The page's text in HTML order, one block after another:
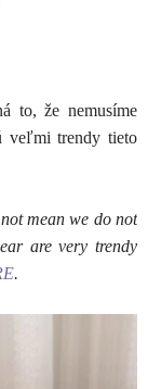
to, že nemusíme
veľmi trendy tieto
mean we do not
are very trendy
.